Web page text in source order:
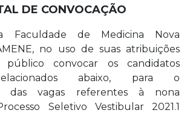
DE CONVOCAÇÃO
Faculdade de Medicina Nova
no uso de suas atribuições
público convocar os candidatos
abaixo, para o
das vagas referentes à nona
Seletivo Vestibular 2021.1